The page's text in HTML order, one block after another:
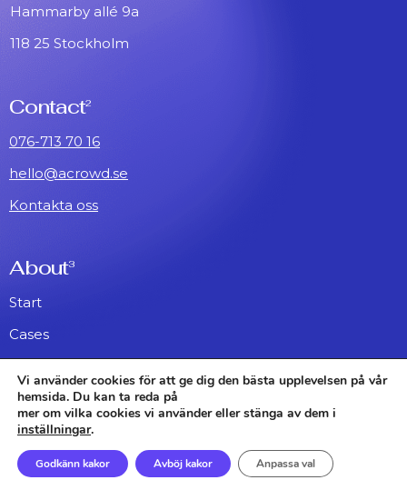
Hammarby allé 9a
118 25 Stockholm
Contact2
076-713 70 16
hello@acrowd.se
Kontakta oss
About3
Start
Cases
Instagram
Copyright 2023 Acrowd.
Vi använder cookies för att ge dig den bästa upplevelsen på vår
hemsida. Du kan ta reda på
mer om vilka cookies vi använder eller stänga av dem i
inställningar.
Godkänn kakor Avböj kakor Anpassa val